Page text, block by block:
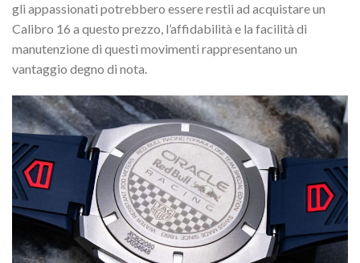
gli appassionati potrebbero essere restii ad acquistare un
Calibro 16 a questo prezzo, l’affidabilità e la facilità di
manutenzione di questi movimenti rappresentano un
vantaggio degno di nota.